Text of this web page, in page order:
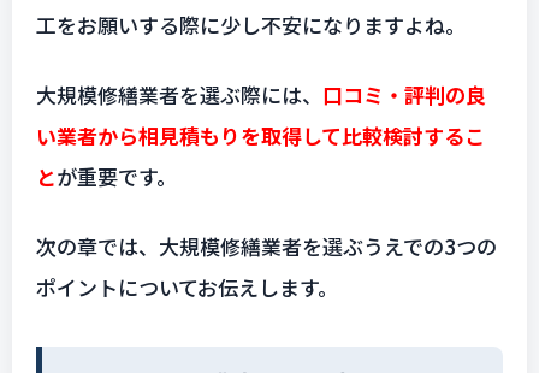
工をお願いする際に少し不安になりますよね。
大規模修繕業者を選ぶ際には、 口コミ・評判の良
い業者から相見積もりを取得して比較検討するこ
とが重要です。
次の章では、大規模修繕業者を選ぶうえでの3つの
ポイントについてお伝えします。